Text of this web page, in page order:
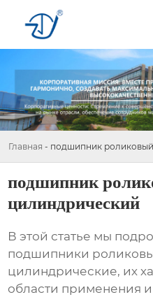
Главная - подшипник
подшипник
цилиндрический
В этой статье мы
подшипники
цилиндрические, их
области применения